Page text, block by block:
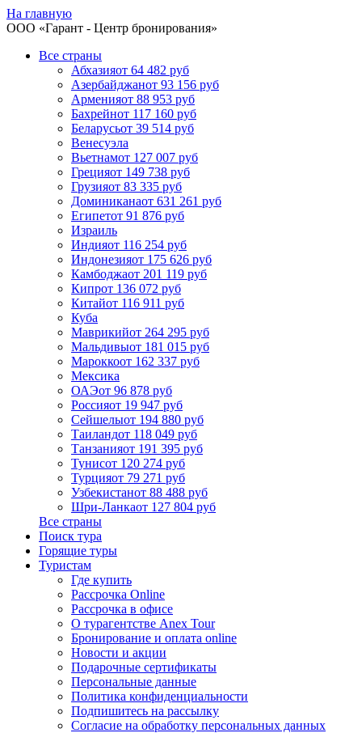
На главную
ООО «Гарант - Центр бронирования»
Все страны
Абхазияот 64 482 руб
Азербайджанот 93 156 руб
Арменияот 88 953 руб
Бахрейнот 117 160 руб
Беларусьот 39 514 руб
Венесуэла
Вьетнамот 127 007 руб
Грецияот 149 738 руб
Грузияот 83 335 руб
Доминиканаот 631 261 руб
Египетот 91 876 руб
Израиль
Индияот 116 254 руб
Индонезияот 175 626 руб
Камбоджаот 201 119 руб
Кипрот 136 072 руб
Китайот 116 911 руб
Куба
Маврикийот 264 295 руб
Мальдивыот 181 015 руб
Мароккоот 162 337 руб
Мексика
ОАЭот 96 878 руб
Россияот 19 947 руб
Сейшелыот 194 880 руб
Таиландот 118 049 руб
Танзанияот 191 395 руб
Тунисот 120 274 руб
Турцияот 79 271 руб
Узбекистанот 88 488 руб
Шри-Ланкаот 127 804 руб
Все страны
Поиск тура
Горящие туры
Туристам
Где купить
Рассрочка Online
Рассрочка в офисе
О турагентстве Anex Tour
Бронирование и оплата online
Новости и акции
Подарочные сертификаты
Персональные данные
Политика конфиденциальности
Подпишитесь на рассылку
Согласие на обработку персональных данных